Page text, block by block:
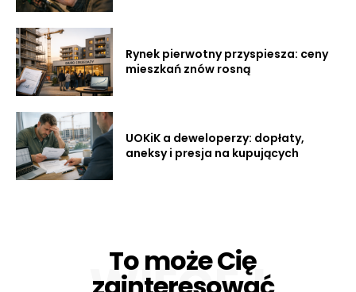
Rynek pierwotny przyspiesza: ceny
mieszkań znów rosną
UOKiK a deweloperzy: dopłaty,
aneksy i presja na kupujących
To może Cię